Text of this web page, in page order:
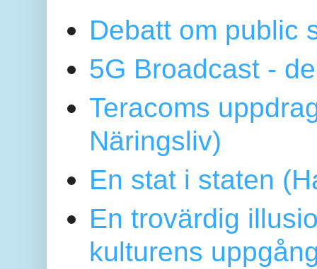
Debatt om public
5G Broadcast -
Teracoms
Näringsliv)
En stat i staten
En trovärdig
kulturens